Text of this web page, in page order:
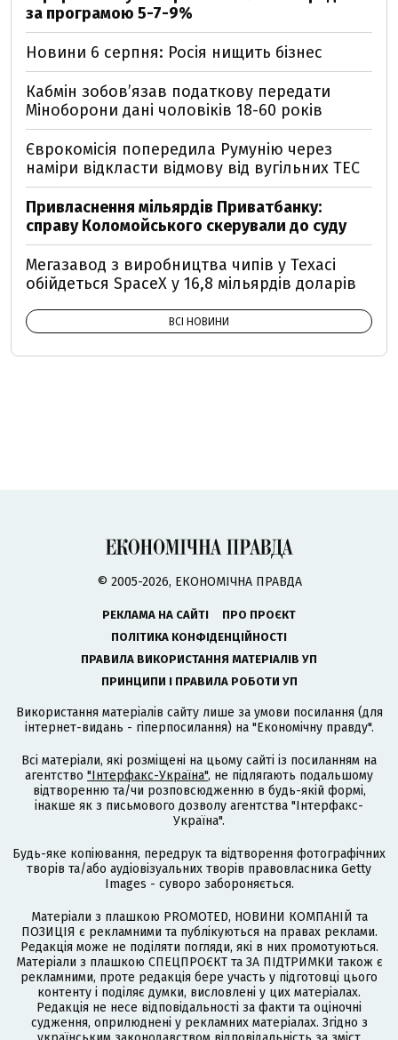
за програмою 5-7-9%
Новини 6 серпня: Росія нищить бізнес
Кабмін зобовʼязав податкову передати
Міноборони дані чоловіків 18-60 років
Єврокомісія попередила Румунію через
наміри відкласти відмову від вугільних ТЕС
Привласнення мільярдів Приватбанку:
справу Коломойського скерували до суду
Мегазавод з виробництва чипів у Техасі
обійдеться SpaceX у 16,8 мільярдів доларів
ВСІ НОВИНИ
© 2005-2026, ЕКОНОМІЧНА ПРАВДА
РЕКЛАМА НА САЙТІ
ПРО ПРОЄКТ
ПОЛІТИКА КОНФІДЕНЦІЙНОСТІ
ПРАВИЛА ВИКОРИСТАННЯ МАТЕРІАЛІВ УП
ПРИНЦИПИ І ПРАВИЛА РОБОТИ УП
Використання матеріалів сайту лише за умови посилання (для
інтернет-видань - гіперпосилання) на "Економічну правду".
Всі матеріали, які розміщені на цьому сайті із посиланням на
агентство "Інтерфакс-Україна", не підлягають подальшому
відтворенню та/чи розповсюдженню в будь-якій формі,
інакше як з письмового дозволу агентства "Інтерфакс-
Україна".
Будь-яке копіювання, передрук та відтворення фотографічних
творів та/або аудіовізуальних творів правовласника Getty
Images - суворо забороняється.
Матеріали з плашкою PROMOTED, НОВИНИ КОМПАНІЙ та
ПОЗИЦІЯ є рекламними та публікуються на правах реклами.
Редакція може не поділяти погляди, які в них промотуються.
Матеріали з плашкою СПЕЦПРОЄКТ та ЗА ПІДТРИМКИ також є
рекламними, проте редакція бере участь у підготовці цього
контенту і поділяє думки, висловлені у цих матеріалах.
Редакція не несе відповідальності за факти та оціночні
судження, оприлюднені у рекламних матеріалах. Згідно з